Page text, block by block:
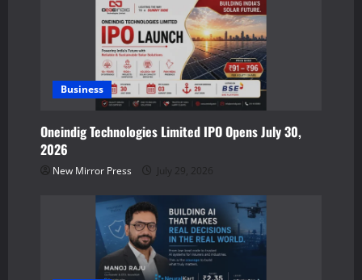
Business
Oneindig Technologies Limited IPO Opens July 30,
2026
New Mirror Press July 29, 2026